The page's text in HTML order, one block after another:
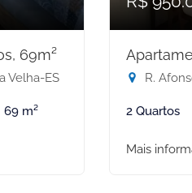
69m²
Velha-ES
69 m²
R.
2 Quartos
Mais